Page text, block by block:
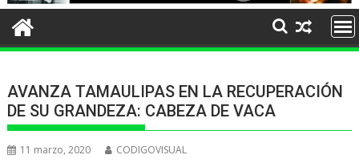
AVANZA TAMAULIPAS EN LA RECUPERACIÓN
DE SU GRANDEZA: CABEZA DE VACA
11 marzo, 2020 CODIGOVISUAL